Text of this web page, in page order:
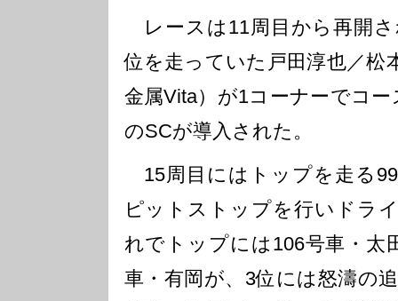
レースは11周目から再開
位を走っていた戸田淳也／松
金属Vita）が1コーナーでコ
のSCが導入された。
15周目にはトップを走る
ピットストップを行いドラ
れでトップには106号車・太
車・有岡が、3位には怒濤の